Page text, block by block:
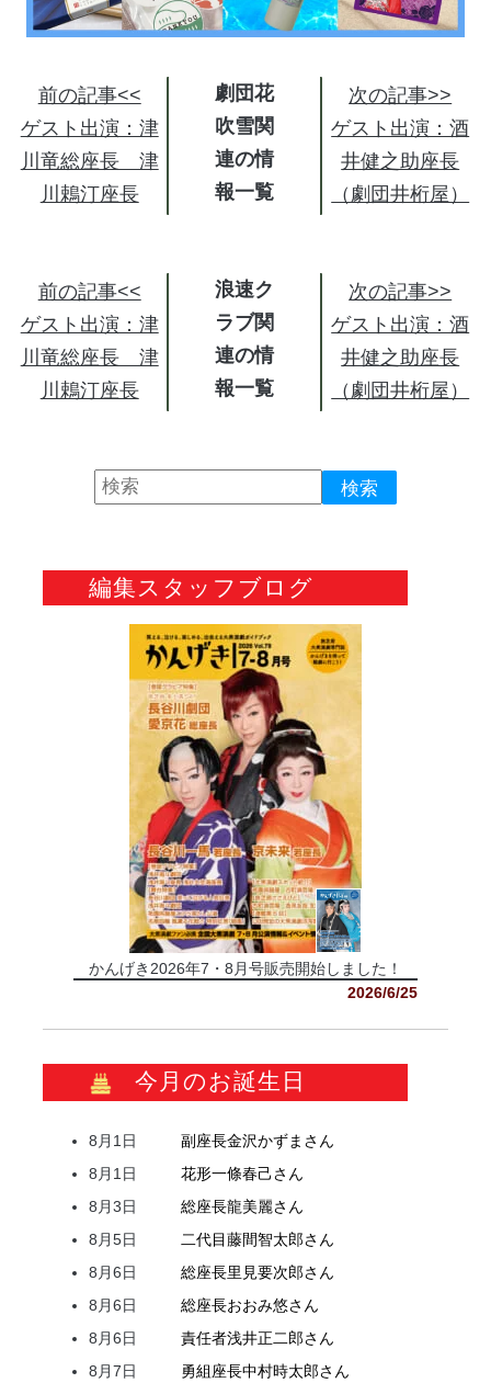
前の記事<<
ゲスト出演：津
川竜総座長 津
川鵣汀座長
劇団花
吹雪関
連の情
報
次の記事>>
ゲスト出演：酒
井健之助座長
（劇団井桁屋）
前の記事<<
ゲスト出演：津
川竜総座長 津
川鵣汀座長
浪速ク
ラブ関
連の情
報
次の記事>>
ゲスト出演：酒
井健之助座長
（劇団井桁屋）
編集スタッフブログ
かんげき2026年7・8月号販売開始しました！
2026/6/25
今月のお誕生日
8月1日 副座長金沢かずま さん
8月1日
花形一條春己さん
8月3日
総座長龍美麗さん
8月5日
二代目藤間智太郎さん
8月6日
総座長里見要次郎さん
8月6日
総座長おおみ悠さん
8月6日
責任者浅井正二郎さん
8月7日
勇組座長中村時太郎さん